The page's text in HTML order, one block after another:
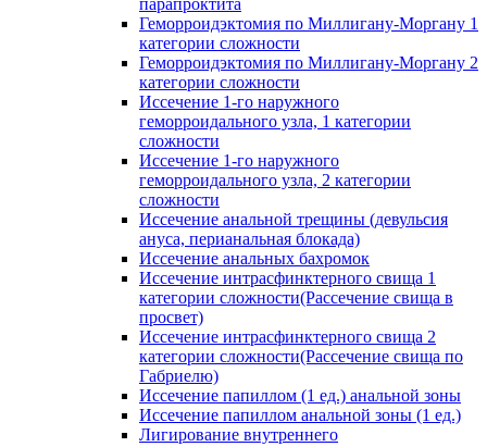
парапроктита
Геморроидэктомия по Миллигану-Моргану 1
категории сложности
Геморроидэктомия по Миллигану-Моргану 2
категории сложности
Иссечение 1-го наружного
геморроидального узла, 1 категории
сложности
Иссечение 1-го наружного
геморроидального узла, 2 категории
сложности
Иссечение анальной трещины (девульсия
ануса, перианальная блокада)
Иссечение анальных бахромок
Иссечение интрасфинктерного свища 1
категории сложности(Рассечение свища в
просвет)
Иссечение интрасфинктерного свища 2
категории сложности(Рассечение свища по
Габриелю)
Иссечение папиллом (1 ед.) анальной зоны
Иссечение папиллом анальной зоны (1 ед.)
Лигирование внутреннего